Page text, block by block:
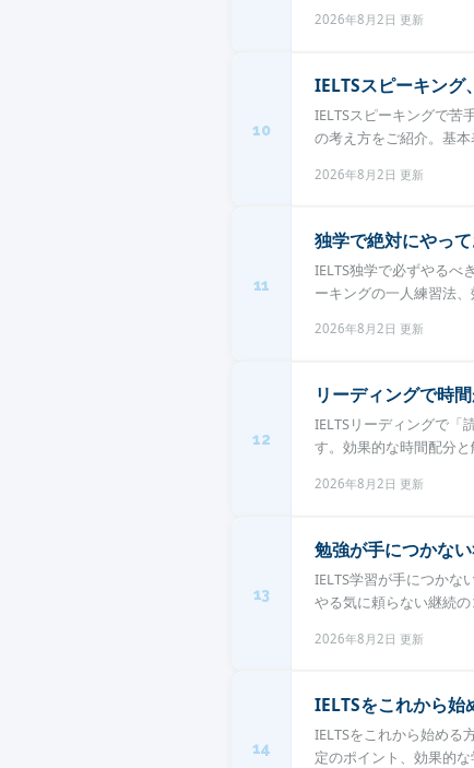
2026年8月2日 更新
10
IELTSスピーキング
IELTSスピーキングで苦
の考え方をご紹介。基
2026年8月2日 更新
11
独学で絶対にやっ
IELTS独学で必ずやるべ
ーキングの一人練習法
2026年8月2日 更新
12
リーディングで時
IELTSリーディングで「
す。効果的な時間配分
2026年8月2日 更新
13
勉強が手につかな
IELTS学習が手につかな
やる気に頼らない継続
2026年8月2日 更新
14
IELTSをこれから始
IELTSをこれから始める
定のポイント、効果的